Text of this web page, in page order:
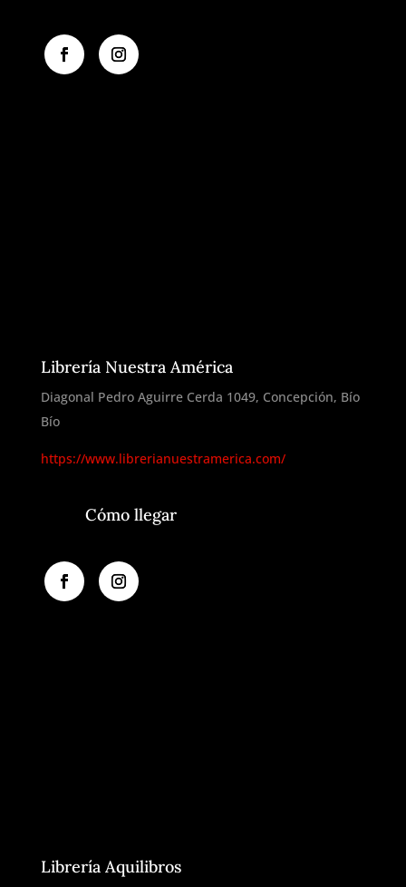
Librería Nuestra América
Diagonal Pedro Aguirre Cerda 1049, Concepción, Bío
Bío
https://www.librerianuestramerica.com/
Cómo llegar
Librería Aquilibros